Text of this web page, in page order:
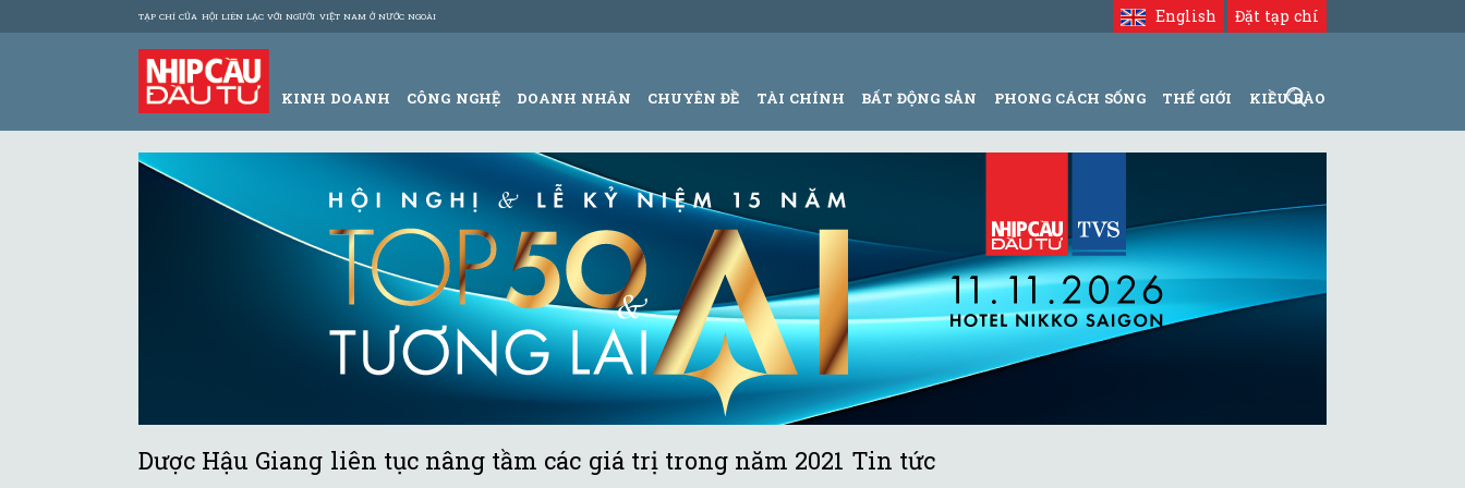
TẠP CHÍ CỦA HỘI LIÊN LẠC VỚI NGƯỜI VIỆT NAM Ở NƯỚC NGOÀI Đặt tạp chí
English
KINH DOANH CÔNG NGHỆ DOANH NHÂN CHUYÊN ĐỀ TÀI CHÍNH BẤT ĐỘNG SẢN PHONG CÁCH SỐNG THẾ GIỚI KIỀU BÀO
Dược Hậu Giang liên tục nâng tầm các giá trị trong năm 2021 Tin tức